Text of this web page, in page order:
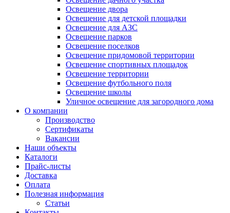
Освещение двора
Освещение для детской площадки
Освещение для АЗС
Освещение парков
Освещение поселков
Освещение придомовой территории
Освещение спортивных площадок
Освещение территории
Освещение футбольного поля
Освещение школы
Уличное освещение для загородного дома
О компании
Производство
Сертификаты
Вакансии
Наши объекты
Каталоги
Прайс-листы
Доставка
Оплата
Полезная информация
Статьи